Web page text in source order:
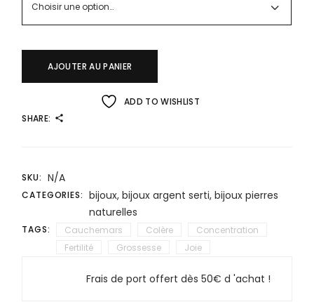
Choisir une option…
AJOUTER AU PANIER
ADD TO WISHLIST
SHARE:
SKU: N/A
CATEGORIES: bijoux, bijoux argent serti, bijoux pierres
naturelles
TAGS: Cauchemars Colère
Concentration
Fertilité
Grossesse Joie
Frais de port offert dès 50€ d 'achat !